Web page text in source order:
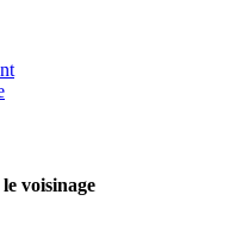
voisinage